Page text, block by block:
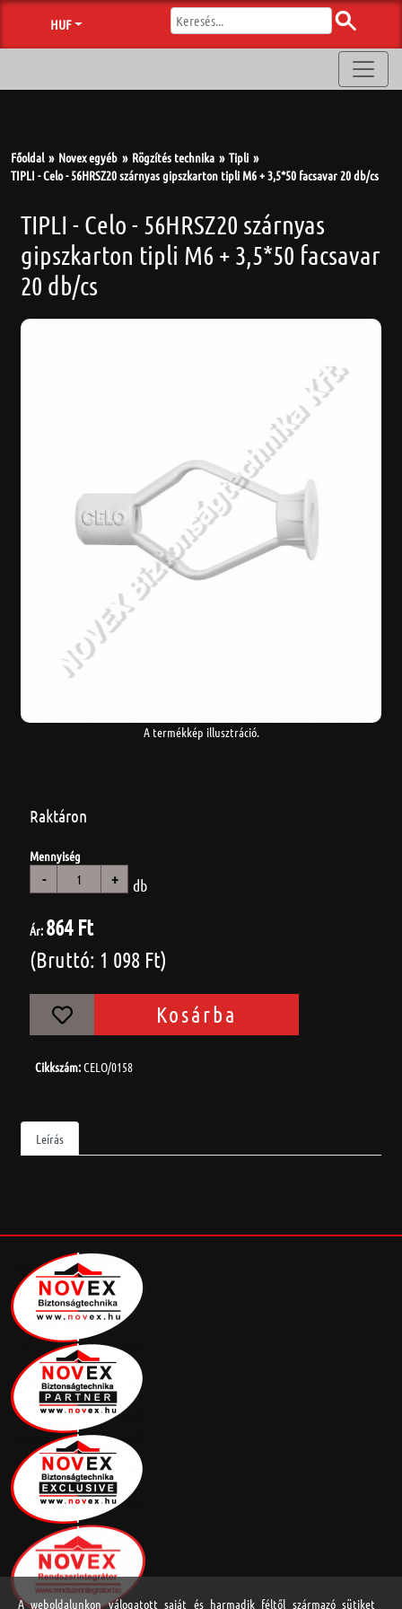
HUF
Főoldal Novex egyéb Rögzítés technika
Tipli
TIPLI - Celo - 56HRSZ20 szárnyas gipszkarton tipli M6 + 3,5*50 facsavar 20 db/cs
TIPLI - Celo - 56HRSZ20 szárnyas
gipszkarton tipli M6 + 3,5*50 facsavar
20 db/cs
A termékkép illusztráció.
Raktáron
Mennyiség
- + db
Ár: 864 Ft
(Bruttó: 1 098 Ft)
Kosárba
Cikkszám:CELO/0158
Leírás
A weboldalunkon válogatott saját és harmadik féltől származó sütiket